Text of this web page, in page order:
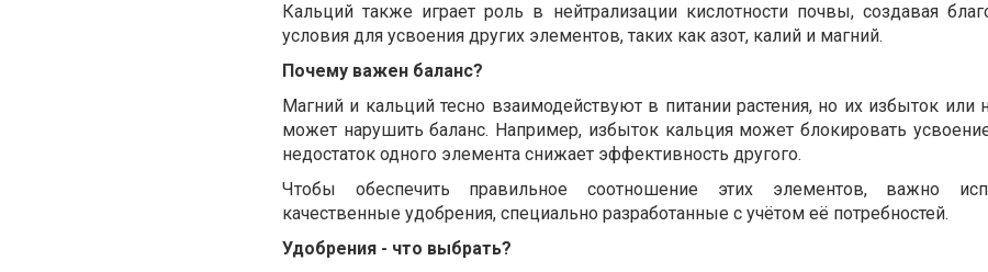
Кальций также играет роль в нейтрализации кислотности почвы, создавая
условия для усвоения других элементов, таких как азот, калий и магний.
Почему важен баланс?
Магний и кальций тесно взаимодействуют в питании растения, но их избыток или
может нарушить баланс. Например, избыток кальция может блокировать
недостаток одного элемента снижает эффективность другого.
Чтобы обеспечить правильное соотношение этих элементов, важно
качественные удобрения, специально разработанные с учётом её потребностей.
Удобрения - что выбрать?